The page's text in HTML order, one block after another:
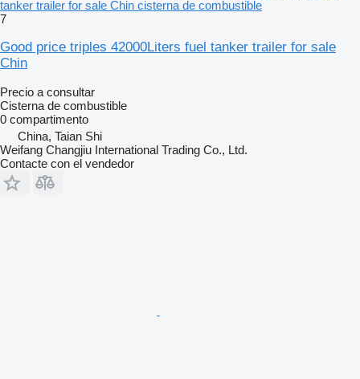
tanker trailer for sale Chin cisterna de combustible
7
Good price triples 42000Liters fuel tanker trailer for sale
Chin
Precio a consultar
Cisterna de combustible
0 compartimento
China, Taian Shi
Weifang Changjiu International Trading Co., Ltd.
Contacte con el vendedor